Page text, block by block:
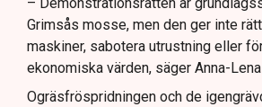
– Demonstrationsrätten är
Grimsås mosse, men den ger inte
maskiner, sabotera utrustning eller
ekonomiska värden, säger Anna-
Ogräsfröspridningen och de